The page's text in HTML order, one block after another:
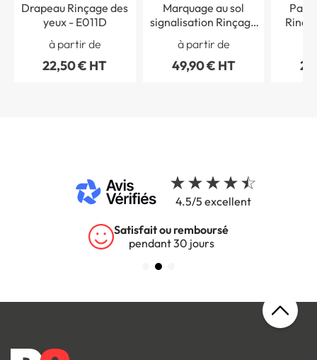
Drapeau Rinçage des
yeux - E011D
à partir de
22,50 € HT
Marquage au sol
signalisation Rinçage
des yeux ISO 7010
E013 - H 300 x L 700
mm
à partir de
49,90 € HT
4.5/5 excellent
Garantie 5 ans
sur tous nos produits